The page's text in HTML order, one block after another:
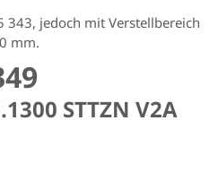
343, jedoch mit Verstellbereich
mm.
STTZN V2A